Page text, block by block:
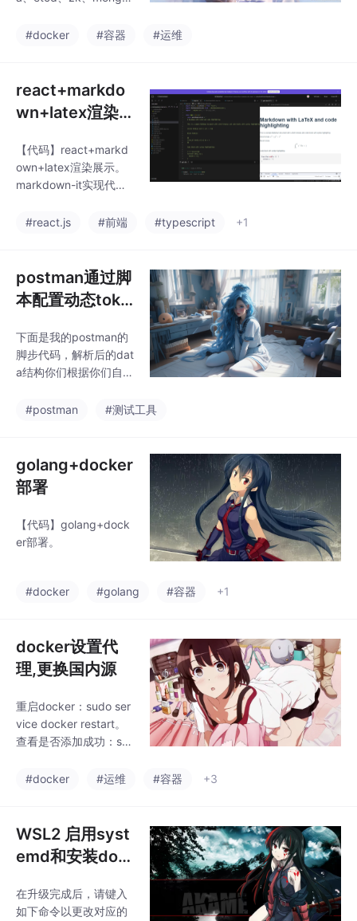
pan.quark.cn/s/84fdf
录，然后运行。记得先
给脚本执行权限，然后
运行。
#docker #容器 #运维
react+markdo
wn+latex渲染
【代码】react+markd
own+latex渲染展示。
markdown-it实现代码
#react.js
#前端 #typescript +1
postman通过脚
本配置动态toke
下面是我的postman的
脚步代码，解析后的dat
a结构你们根据你们自己
求头长啥样你配啥样，
据我下面的样例配置，
解析后的data结构你们
根据你们自己的系统配
登录设置的全局变量，
然后设置到请求头里
#postman #测试工具
golang+docker
部署
【代码】golang+dock
er部署。
#docker #golang #容器 +1
docker设置代
理,更换国内源
重启docker：sudo ser
vice docker restart。
查看是否添加成功：su
文件夹 ：cd /etc/dock
er服务。查看docker信
#docker #运维 #容器 +3
WSL2 启用syst
emd和安装doc
在升级完成后，请键入
如下命令以更改对应的